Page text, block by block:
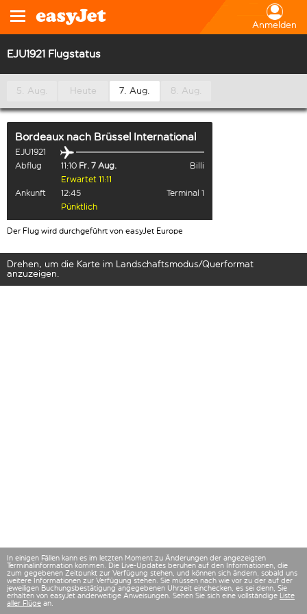
Anmelden
EJU1921 Flugstatus
5. Aug. Heute 7. Aug. 8. Aug.
Bordeaux nach Brüssel International
EJU1921
Abflug
11:10 Fr. 7 Aug.
Billi
Erwartet 11:11
Ankunft
12:45
Terminal 1
Pünktlich
Der Flug wird durchgeführt von easyJet Europe
Drehen, um die Karte im Landschaftsmodus/Querformat
anzuzeigen.
In einigen Fällen kann es im letzten Moment zu Änderungen der angezeigten
Terminalinformation kommen. Die Live-Updates beruhen auf den Informationen, die
zum gegebenen Zeitpunkt zur Verfügung stehen, und können sich ändern, sobald uns
weitere Informationen zur Verfügung stehen. Sie müssen nach wie vor zu der auf der
jeweiligen Buchungsbestätigung angegebenen Uhrzeit einchecken, es sei denn, Sie
erhalten von easyJet anderweitige Anweisungen. Sehen Sie sich eine vollständige Liste
aller Flüge an.